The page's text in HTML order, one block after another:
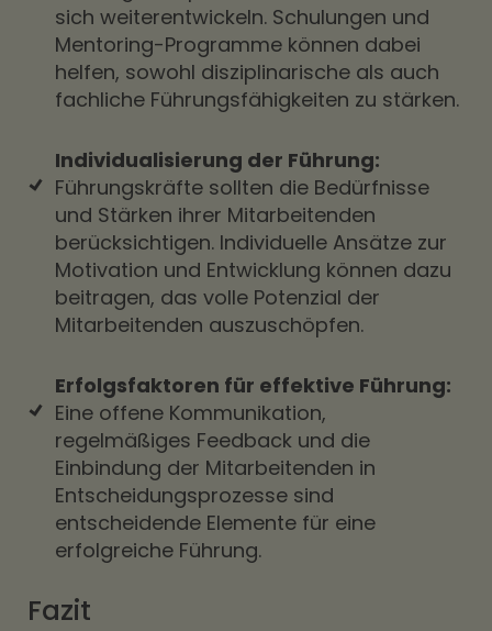
sich weiterentwickeln. Schulungen und
Mentoring-Programme können dabei
helfen, sowohl disziplinarische als auch
fachliche Führungsfähigkeiten zu stärken.
Individualisierung der Führung:
Führungskräfte sollten die Bedürfnisse
und Stärken ihrer Mitarbeitenden
berücksichtigen. Individuelle Ansätze zur
Motivation und Entwicklung können dazu
beitragen, das volle Potenzial der
Mitarbeitenden auszuschöpfen.
Erfolgsfaktoren für effektive Führung:
Eine offene Kommunikation,
regelmäßiges Feedback und die
Einbindung der Mitarbeitenden in
Entscheidungsprozesse sind
entscheidende Elemente für eine
erfolgreiche Führung.
Fazit